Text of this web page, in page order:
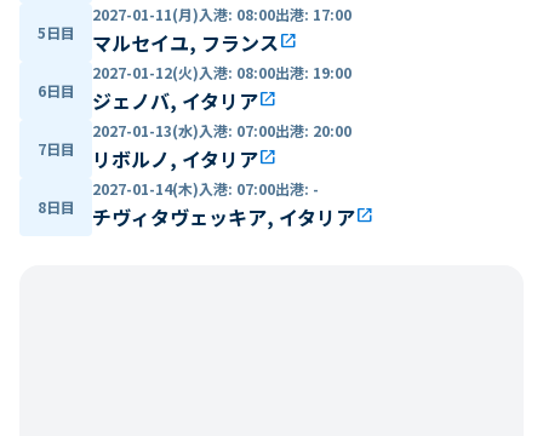
5日目
2027-01-11(月)入港: 08:00出港: 17:00
マルセイユ, フランスopen_in_new
6日目
2027-01-12(火)入港: 08:00出港: 19:00
ジェノバ, イタリアopen_in_new
7日目
2027-01-13(水)入港: 07:00出港: 20:00
リボルノ, イタリアopen_in_new
8日目
2027-01-14(木)入港: 07:00出港: -
チヴィタヴェッキア, イタリアopen_in_new